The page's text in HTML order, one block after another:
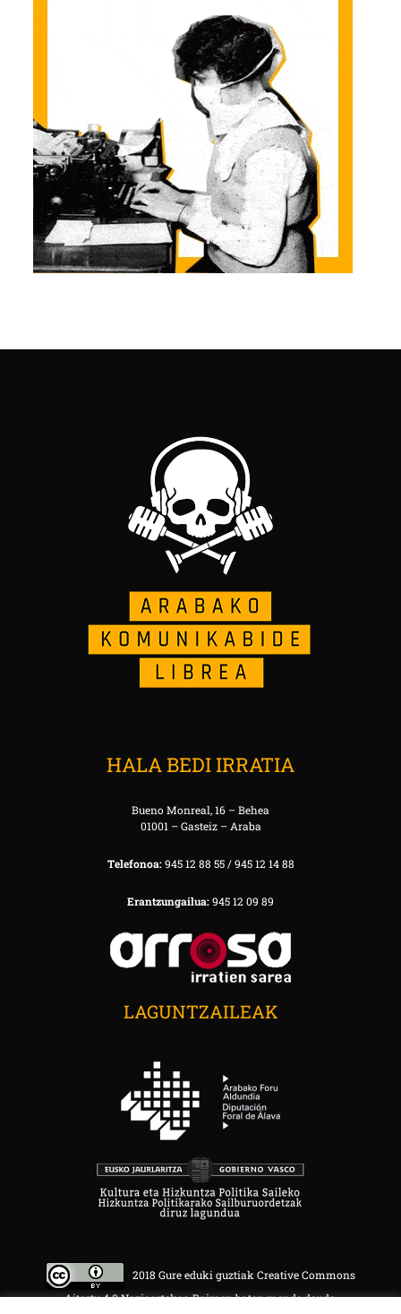
HALA BEDI IRRATIA
Bueno Monreal, 16 – Behea
01001 – Gasteiz – Araba
Telefonoa:945 12 88 55 / 945 12 14 88
Erantzungailua:945 12 09 89
LAGUNTZAILEAK
2018 Gure eduki guztiak Creative Commons
Aitortu 4.0 Nazioartekoa Baimen baten mende daude.